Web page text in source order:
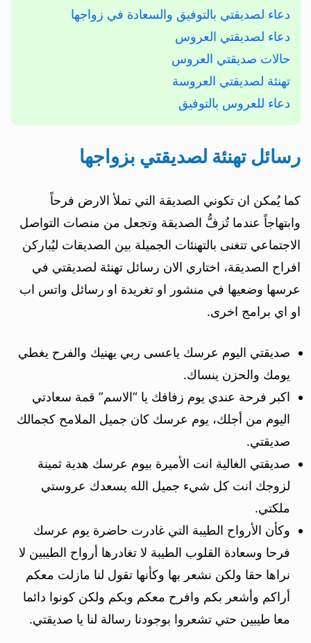
دعاء لصديقتي بالتوفيق والسعادة في زواجها
دعاء لصديقتي العروس
حالات صديقتي العروس
تهنئة لصديقتي العروسة
دعاء للعروس بالتوفيق
رسائل تهنئة لصديقتي بزواجها
كما يُمكن ان تكوني الصديقة التي تملأ الارض فرحاً
وابتهاجاً عندما تُزفُّ الصديقة وتجعل من منصات التواصل
الاجتماعي تتغنى بالتهنئات الجميلة بين الصديقات ليُباركن
افراح الصديقة، اختاري الان رسائل تهنئة لصديقتي في
عرسها وضعيها في منشور او تغريدة او رسائل واتس اب
او اي برامج اخرى.
صديقتي اليوم عرسك ياعسى ربي يهنيك والفرح يغطي
يومك والحزن ينساك.
اكبر فرحة عندي يوم زفافك يا “الاسم” قمة سعادتي
اليوم من أجلك، يوم عرسك كان جميل الملامح كجمالك
صديقتي.
صديقتي الغالية انت الأميرة بيوم عرسك هدية ثمينة
لزوجك انت كل شيء جميل الله يسعدك عروستي
ملكتي.
وكأن الأرواح الطيبة التي غادرت حاضرة يوم عرسك
فرحا وسعادة القلوب الطيبة لا تغادرها أرواح الطيبين لا
نراها حقا ولكن نشعر بها وكأنها تقول لنا مازلت معكم
أراكم وأشعر بكم وافرح معكم وبكم ولكن كونوا دائما
معا طيبين حتي تشعروا بوجودنا رسالة لنا يا صديقتي.